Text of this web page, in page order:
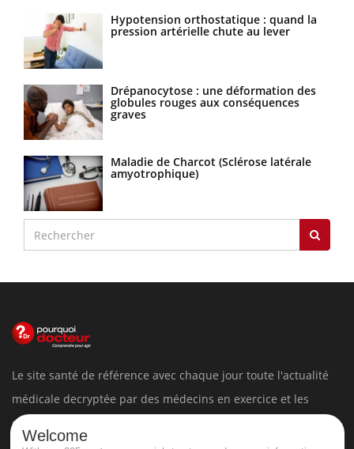
Hypotension orthostatique : quand la
pression artérielle chute au lever
Drépanocytose : une déformation des
globules rouges aux conséquences
graves
Maladie de Charcot (Sclérose latérale
amyotrophique)
Le site santé de référence avec chaque jour toute l'actualité
médicale decryptée par des médecins en exercice et les
conseils des meilleurs spécialistes.
Welcome